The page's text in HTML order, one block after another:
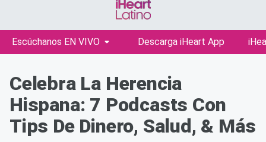
Escúchanos EN VIVO Descarga iHeart App
Celebra La Herencia
Hispana: 7 Podcasts Con
Tips De Dinero, Salud, & Más